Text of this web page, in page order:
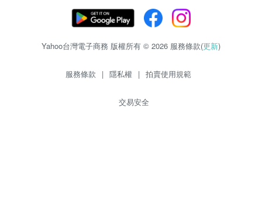
Yahoo台灣電子商務 版權所有 © 2026 服務條款(更新)
服務條款 | 隱私權 | 拍賣使用規範
交易安全